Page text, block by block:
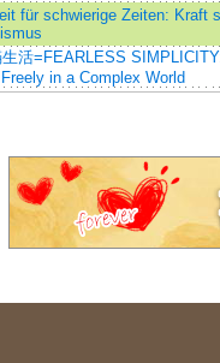
für schwierige Zeiten: Kraft
生活=FEARLESS
in a Complex World